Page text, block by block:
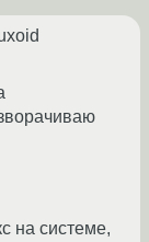
на системе,